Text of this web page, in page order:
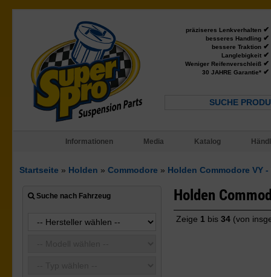
präziseres Lenkverhalten ✔
besseres Handling ✔
bessere Traktion ✔
Langlebigkeit ✔
Weniger Reifenverschleiß ✔
30 JAHRE Garantie* ✔
SUCHE
Informationen Media Katalog
Startseite » Holden » Commodore » Holden Commodore VY
Suche nach Fahrzeug Holden
Zeige 1 bis 34 (von